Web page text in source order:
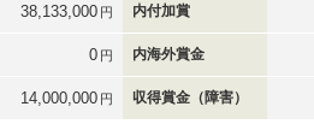
38,133,000 円 内付加賞
0 円 内海外賞金
14,000,000 円 収得賞金（障害）